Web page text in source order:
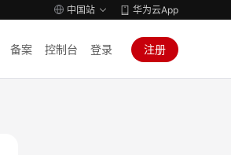
中国站 华为云App
备案 控制台 登录 注册